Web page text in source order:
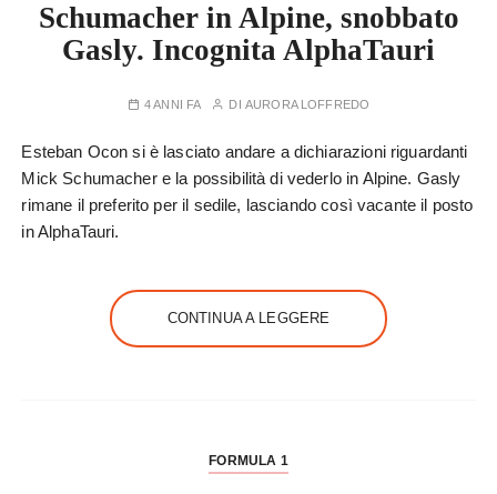
Schumacher in Alpine, snobbato
Gasly. Incognita AlphaTauri
4 ANNI FA DI AURORA LOFFREDO
Esteban Ocon si è lasciato andare a dichiarazioni riguardanti
Mick Schumacher e la possibilità di vederlo in Alpine. Gasly
rimane il preferito per il sedile, lasciando così vacante il posto
in AlphaTauri.
CONTINUA A LEGGERE
FORMULA 1